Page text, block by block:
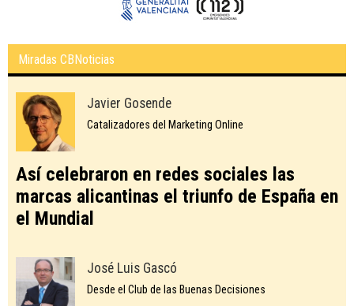
Miradas CBNoticias
Javier Gosende
Catalizadores del Marketing Online
Así celebraron en redes sociales las
marcas alicantinas el triunfo de España en
el Mundial
José Luis Gascó
Desde el Club de las Buenas Decisiones